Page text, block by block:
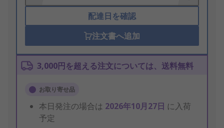
配達日を確認
注文書へ追加
3,000円を超える注文については、送料無料
お取り寄せ品
本日発注の場合は 2026年10月27日 に入荷
予定